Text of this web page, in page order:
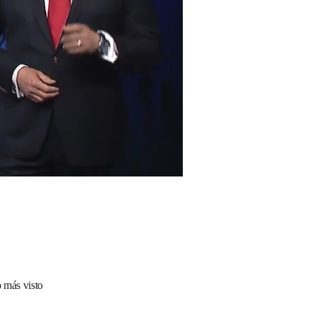
más visto